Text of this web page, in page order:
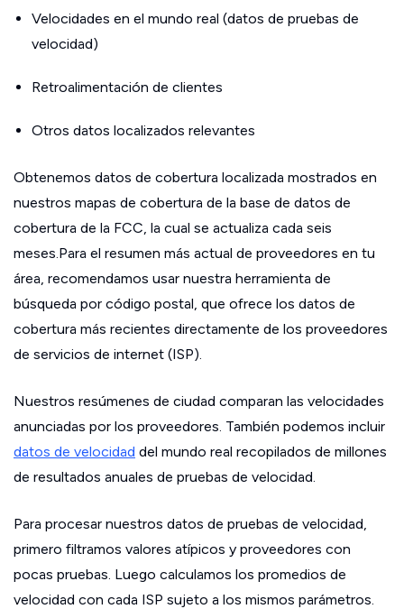
Velocidades en el mundo real (datos de pruebas de
velocidad)
Retroalimentación de clientes
Otros datos localizados relevantes
Obtenemos datos de cobertura localizada mostrados en
nuestros mapas de cobertura de la base de datos de
cobertura de la FCC, la cual se actualiza cada seis
meses.Para el resumen más actual de proveedores en tu
área, recomendamos usar nuestra herramienta de
búsqueda por código postal, que ofrece los datos de
cobertura más recientes directamente de los proveedores
de servicios de internet (ISP).
Nuestros resúmenes de ciudad comparan las velocidades
anunciadas por los proveedores. También podemos incluir
datos de velocidad del mundo real recopilados de millones
de resultados anuales de pruebas de velocidad.
Para procesar nuestros datos de pruebas de velocidad,
primero filtramos valores atípicos y proveedores con
pocas pruebas. Luego calculamos los promedios de
velocidad con cada ISP sujeto a los mismos parámetros.